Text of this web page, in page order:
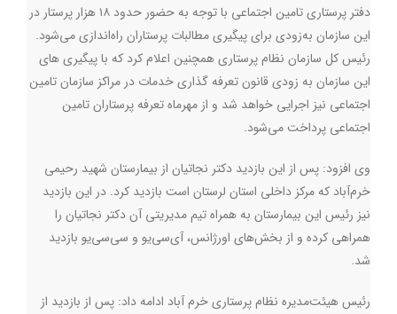
دفتر پرستاری تامین اجتماعی با توجه به حضور حدود ۱۸ هزار پرستار در
این سازمان به‌زودی برای پیگیری مطالبات پرستاران راه‌اندازی می‌شود.
رئیس کل سازمان نظام پرستاری همچنین اعلام کرد که با پیگیری های
این سازمان به زودی قانون تعرفه گذاری خدمات در مراکز سازمان تامین
اجتماعی نیز اجرایی خواهد شد و از مهرماه تعرفه پرستاران تامین
اجتماعی پرداخت می‌شود.
وی افزود: پس از این بازدید دکتر نجاتیان از بیمارستان شهید رحیمی
خرم‌آباد که مرکز داخلی استان لرستان است بازدید کرد. در این بازدید
نیز رئیس این بیمارستان به همراه تیم مدیریتی آن دکتر نجاتیان را
همراهی کرده و از بخش‌های اورژانس، آی‌سی‌یو و سی‌سی‌یو بازدید
شد.
رئیس هیئت‌مدیره نظام پرستاری خرم آباد ادامه داد:‌ پس از بازدید از